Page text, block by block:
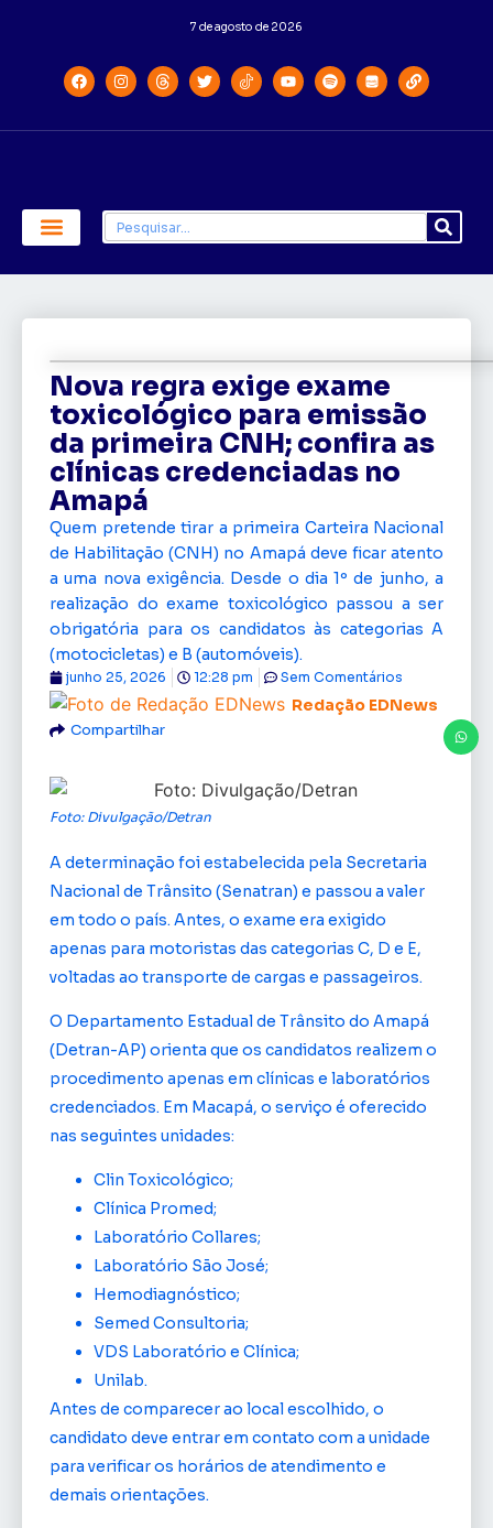
7 de agosto de 2026
Nova regra exige exame
toxicológico para emissão
da primeira CNH; confira as
clínicas credenciadas no
Amapá
Quem pretende tirar a primeira Carteira Nacional
de Habilitação (CNH) no Amapá deve ficar atento
a uma nova exigência. Desde o dia 1º de junho, a
realização do exame toxicológico passou a ser
obrigatória para os candidatos às categorias A
(motocicletas) e B (automóveis).
Redação EDNews
junho 25, 2026 12:28 pm Sem Comentários
Compartilhar
Foto: Divulgação/Detran
A determinação foi estabelecida pela Secretaria
Nacional de Trânsito (Senatran) e passou a valer
em todo o país. Antes, o exame era exigido
apenas para motoristas das categorias C, D e E,
voltadas ao transporte de cargas e passageiros.
O Departamento Estadual de Trânsito do Amapá
(Detran-AP) orienta que os candidatos realizem o
procedimento apenas em clínicas e laboratórios
credenciados. Em Macapá, o serviço é oferecido
nas seguintes unidades:
Clin Toxicológico;
Clínica Promed;
Laboratório Collares;
Laboratório São José;
Hemodiagnóstico;
Semed Consultoria;
VDS Laboratório e Clínica;
Unilab.
Antes de comparecer ao local escolhido, o
candidato deve entrar em contato com a unidade
para verificar os horários de atendimento e
demais orientações.